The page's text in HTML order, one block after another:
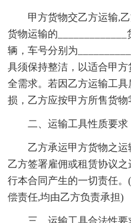
甲方货物交乙方运输,
货物运输的
辆，车号分别为
具须保持整洁，以适合甲
全需求。若因乙方运输工
损，乙方应按甲方所售货物
二、运输工具性质要求
乙方承运甲方货物之
乙方签署雇佣或租赁协议
行本合同产生的一切责任
偿责任,均由乙方负责承担)
三、运输工具合法性要